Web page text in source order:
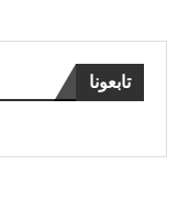
تابعونا